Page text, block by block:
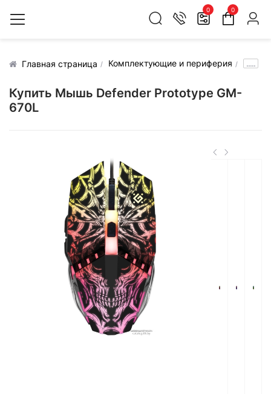
0 0
Главная страница Комплектующие и периферия .....
Купить Мышь Defender Prototype GM-
670L